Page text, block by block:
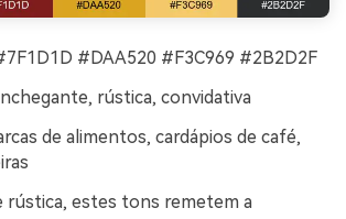
#DAA520 #F3C969 #2B2D2F
rústica, convidativa
de alimentos, cardápios de café,
rústica, estes tons remetem a